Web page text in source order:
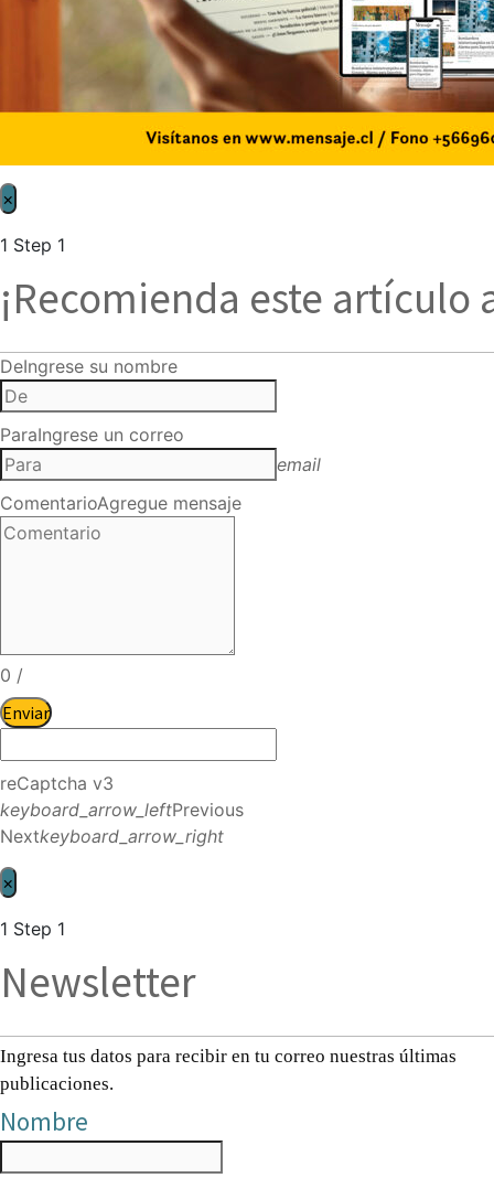
×
1 Step 1
¡Recomienda este artículo
DeIngrese su nombre
ParaIngrese un correo
email
ComentarioAgregue mensaje
0 /
Enviar
reCaptcha v3
keyboard_arrow_leftPrevious
Nextkeyboard_arrow_right
×
1 Step 1
Newsletter
Ingresa tus datos para recibir en tu correo nuestras últimas
publicaciones.
Nombre